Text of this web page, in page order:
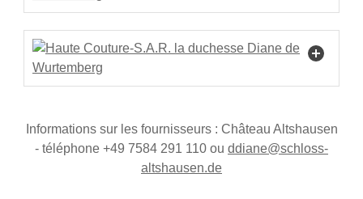
Informations sur les fournisseurs : Château Altshausen
- téléphone +49 7584 291 110 ou dd n schl
ss-
ltsh
s n d